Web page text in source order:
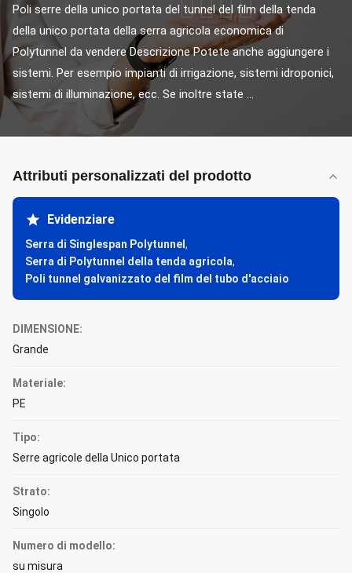
Poli serre della unico portata del tunnel del film della tenda
della unico portata della serra agricola economica di
Polytunnel da vendere Descrizione Potete anche aggiungere i
sistemi. Per esempio impianti di irrigazione, sistemi idroponici,
sistemi di illuminazione, ecc. Se inoltre state ...
Attributi personalizzati del prodotto
Evidenziare
Serra di Singlespan Polytunnel ,
Serra di Polytunnel della tenda agricola,
Poli tunnel galvanizzato del film del tubo d'acciaio
DIMENSIONE:
Grande
Materiale:
PE
Tipo:
Serre agricole della Unico portata
Strato:
Singolo
Numero di modello:
su misura